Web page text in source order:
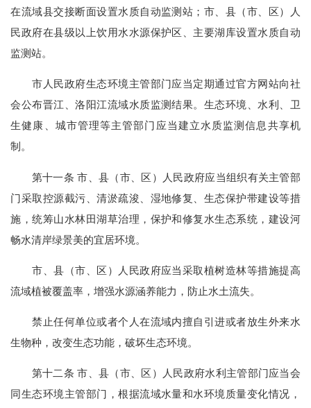
在流域县交接断面设置水质自动监测站；市、县（市、区）人
民政府在县级以上饮用水水源保护区、主要湖库设置水质自动
监测站。
市人民政府生态环境主管部门应当定期通过官方网站向社
会公布晋江、洛阳江流域水质监测结果。生态环境、水利、卫
生健康、城市管理等主管部门应当建立水质监测信息共享机
制。
第十一条 市、县（市、区）人民政府应当组织有关主管部
门采取控源截污、清淤疏浚、湿地修复、生态保护带建设等措
施，统筹山水林田湖草治理，保护和修复水生态系统，建设河
畅水清岸绿景美的宜居环境。
市、县（市、区）人民政府应当采取植树造林等措施提高
流域植被覆盖率，增强水源涵养能力，防止水土流失。
禁止任何单位或者个人在流域内擅自引进或者放生外来水
生物种，改变生态功能，破坏生态环境。
第十二条 市、县（市、区）人民政府水利主管部门应当会
同生态环境主管部门，根据流域水量和水环境质量变化情况，